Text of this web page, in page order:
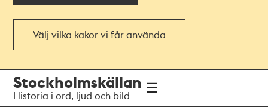
Välj vilka kakor vi får använda
navigationen
huvudinnehållet
Stockholmskällan
Historia i ord, ljud och bild